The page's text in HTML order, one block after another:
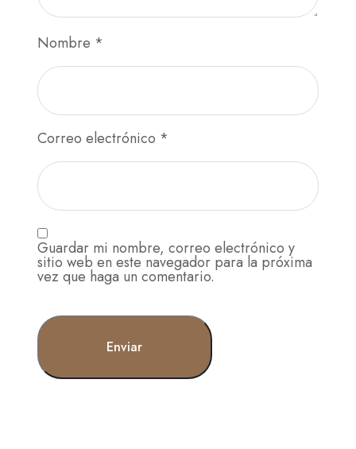
Nombre *
Correo electrónico *
Guardar mi nombre, correo electrónico y
sitio web en este navegador para la próxima
vez que haga un comentario.